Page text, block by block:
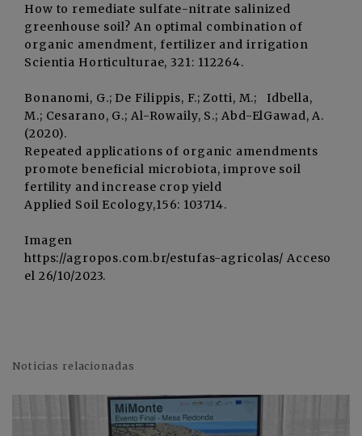
How to remediate sulfate-nitrate salinized
greenhouse soil? An optimal combination of
organic amendment, fertilizer and irrigation
Scientia Horticulturae, 321: 112264.
Bonanomi, G.; De Filippis, F.; Zotti, M.; Idbella,
M.; Cesarano, G.; Al-Rowaily, S.; Abd-ElGawad, A.
(2020).
Repeated applications of organic amendments
promote beneficial microbiota, improve soil
fertility and increase crop yield
Applied Soil Ecology,156: 103714.
Imagen
https://agropos.com.br/estufas-agricolas/ Acceso
el 26/10/2023.
Noticias relacionadas